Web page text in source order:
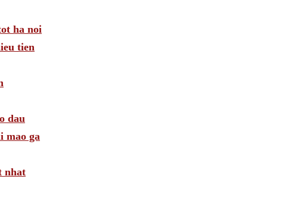
ha noi
tien
dau
mao ga
nhat